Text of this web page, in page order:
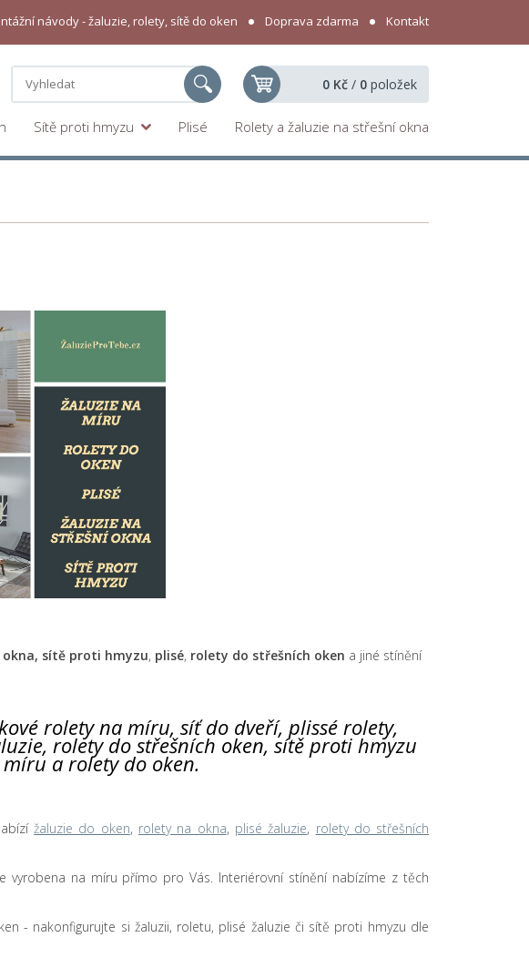
návody - žaluzie, rolety, sítě do oken Doprava zdarma Kontakt
0 Kč / 0 položek
Sítě proti hmyzu Plisé Rolety a žaluzie na střešní okna
sítě proti hmyzu, plisé, rolety do střešních oken a jiné stínění
rolety na míru, síť do dveří, plissé rolety,
rolety do střešních oken, sítě proti hmyzu
a rolety do oken.
žaluzie do oken, rolety na okna, plisé žaluzie, rolety do střešních
vyrobena na míru přímo pro Vás. Interiérovní stínění nabízíme z těch
- nakonfigurujte si žaluzii, roletu, plisé žaluzie či sítě proti hmyzu dle